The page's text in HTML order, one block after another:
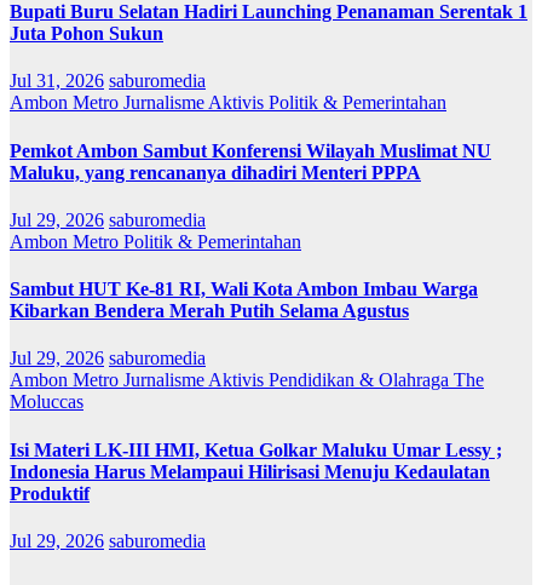
Bupati Buru Selatan Hadiri Launching Penanaman Serentak 1
Juta Pohon Sukun
Jul 31, 2026 saburomedia
Ambon Metro Jurnalisme Aktivis Politik & Pemerintahan
Pemkot Ambon Sambut Konferensi Wilayah Muslimat NU
Maluku, yang rencananya dihadiri Menteri PPPA
Jul 29, 2026 saburomedia
Ambon Metro Politik & Pemerintahan
Sambut HUT Ke-81 RI, Wali Kota Ambon Imbau Warga
Kibarkan Bendera Merah Putih Selama Agustus
Jul 29, 2026 saburomedia
Ambon Metro Jurnalisme Aktivis Pendidikan & Olahraga The
Moluccas
Isi Materi LK-III HMI, Ketua Golkar Maluku Umar Lessy ;
Indonesia Harus Melampaui Hilirisasi Menuju Kedaulatan
Produktif
Jul 29, 2026 saburomedia